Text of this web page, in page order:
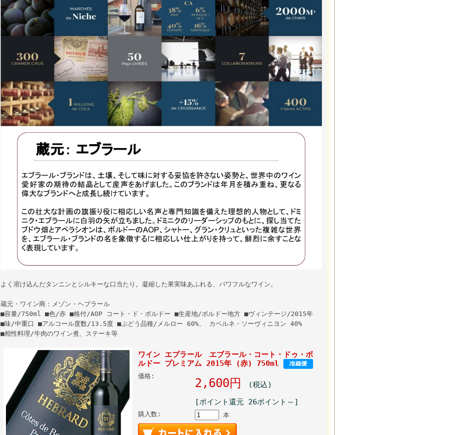
よく溶け込んだタンニンとシルキーな口当たり。凝縮した果実味あふれる、パワフルなワイン。
蔵元・ワイン商：メゾン・ヘブラール
■容量/750ml ■色/赤 ■格付/AOP コート・ド・ボルドー ■生産地/ボルドー地方 ■ヴィンテージ/2015年
■味/中重口 ■アルコール度数/13.5度 ■ぶどう品種/メルロー 60%、 カベルネ・ソーヴィニヨン 40%
■相性料理/牛肉のワイン煮、ステーキ等
ワイン エブラール エブラール・コート・ドゥ・ボ
ルドー プレミアム 2015年 (赤) 750ml
価格:
2,600円 (税込)
[ポイント還元 26ポイント～]
購入数: 本